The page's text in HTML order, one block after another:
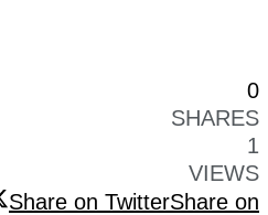
0
SHARES
1
VIEWS
Share on TwitterShare on